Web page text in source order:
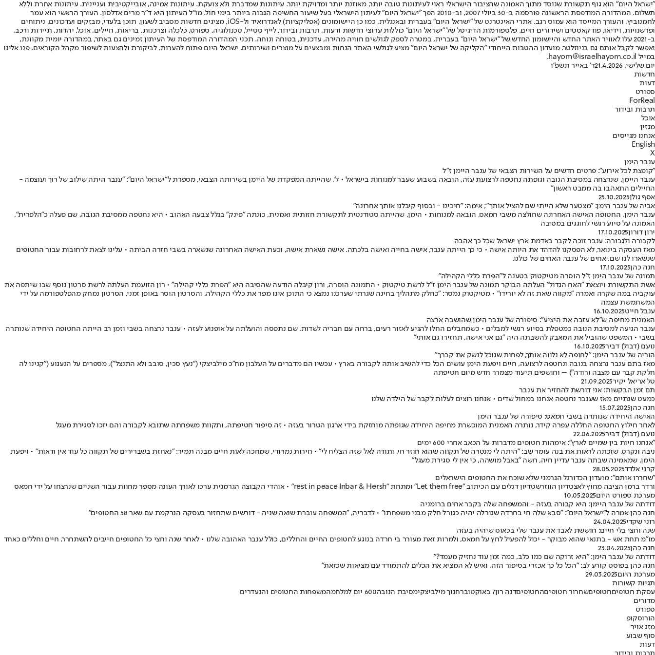
"ישראל היום" הוא גוף תקשורת שנוסד מתוך האמונה שהציבור הישראלי ראוי לעיתונות טובה יותר, מאוזנת יותר ומדויקת יותר. עיתונות שמדברת ולא צועקת. עיתונות אמינה, אובייקטיבית ועניינית. עיתונות אחרת וללא
תשלום. המהדורה המודפסת הראשונה פורסמה ב-30 ביולי 2007, וב-2010 הפך "ישראל היום" לעיתון הישראלי בעל שיעור החשיפה הגבוה ביותר בימי חול. מו"ל העיתון היא ד"ר מרים אדלסון. העורך הראשי הוא עמר
לחמנוביץ, והעורך המייסד הוא עמוס רגב. אתרי האינטרנט של "ישראל היום" בעברית ובאנגלית, כמו כן היישומונים (אפליקציות) לאנדרואיד ול-iOS, מציגים חדשות מסביב לשעון, תוכן בלעדי, מבזקים ועדכונים, ניתוחים
ופרשנויות, וידיאו, פודקאסטים ושידורים חיים. פלטפורמות הדיגיטל של "ישראל היום" כוללות ערוצי חדשות ודעות, תרבות ובידור, לייף סטייל, טכנולוגיה, ספורט, כלכלה וצרכנות, בריאות, חיילים, אוכל, יהדות, תיירות ורכב.
ב-2021 עלו לאוויר האתר החדש והיישומון החדש של "ישראל היום" בעברית, במטרה לספק לגולשים חוויה מהירה, עדכנית, בטוחה ונוחה. תכני המהדורה המודפסת של העיתון זמינים גם באתר, במהדורה יומית מקוונת,
ואפשר לקבל אותם גם בניוזלטר. מועדון ההטבות הייחודי "הקליקה של ישראל היום" מציע לגולשי האתר הנחות ומבצעים על מוצרים ושירותים. ישראל היום פתוח להערות, לביקורת ולהצעות לשיפור מקהל הקוראים. פנו אלינו
במייל hayom@israelhayom.co.il.
יום שלישי, 21.4.2026
ד' באייר תשפ"ו
חדשות
דעות
ספורט
ForReal
תרבות ובידור
אוכל
מגזין
אנחנו מגייסים
English
X
ענבר הימן
"קופצת לכל אירוע": פרטים חדשים על השירות הצבאי של ענבר היימן ז"ל
ענבר היימן, שנרצחה במסיבת הנובה וגופתה נחטפה לרצועת עזה, הובאה בשבוע שעבר למנוחות בישראל • ל', שהייתה המפקדת של היימן בשירותה הצבאי, מספרת ל"ישראל היום": "ענבר היתה שילוב של רוך ועוצמה -
החיילים התאהבו בה ממבט ראשון"
אסף גולן25.10.2025
אביה של ענבר הימן: "מצטער שלא הייתי שם להציל אותך"; אימה: "חיכינו - ובסוף קיבלנו אותך אחרונה"
ענבר הימן, החטופה האישה האחרונה שחולצה משבי חמאס, הובאה למנוחות • הימן, שהייתה סטודנטית לתקשורת חזותית ואמנית, כונתה "פינק" בגלל צבעה האהוב • היא נחטפה ממסיבת הנובה, שם פעלה כ"הלפרית",
האמונה על סיוע רגשי לחוגגים במסיבה
ירון דורון17.10.2025
לקבורה ולגבורה: ענבר זוכה לקבר באדמת ארץ ישראל שכל כך אהבה
מאז העסקה בינואר, לא הפסקנו להדהד את היותה אישה • כי כך הייתה ענבר, אישה בחייה ואישה בלכתה. אישה נשארת אישה, וכעת האישה האחרונה שנשארה בשבי חזרה הביתה • עלינו לצאת לרחובות עבור החטופים
שנשארו לנו שם, אחים של ענבר, האחים של כולנו.
חנה כהן17.10.2025
תמונה של ענבר הימן ז"ל הוסרה מטיקטוק בטענה ל"הפרת כללי הקהילה"
אשת התקשורת ויוצאת ״האח הגדול״ העלתה הבוקר תמונה של ענבר הימן ז״ל לרשת טיקטוק • התמונה הוסרה, ורון קיבלה הודעה שהסיבה היא ״הפרת כללי קהילה״ • רון הזועמת העלתה לרשת סרטון נוסף שבו שיתפה את
עוקביה במה שקרה ואמרה ״מקווה שאת זה לא יורידו״ • מטיקטוק נמסר: "כחלק מתהליך בחינה שגרתי שערכנו נמצא כי התוכן אינו מפר את כללי הקהילה, והסרטון הוסר באופן זמני, הסרטון נמחק מהפלטפורמה על ידי
המשתמשת עצמה
ענבל חייט16.10.2025
האמנית מחיפה ש"לא עזבה את היציע": סיפורה של ענבר הימן שהושבה ארצה
ענבר הגיעה למסיבת הנובה כמטפלת בסיוע רגשי למבלים • כשמחבלים החלו להגיע לאזור רעים, ברחה עם חבריה לשדות, שם נתפסה והועלתה על אופנוע לעזה • ענבר נרצחה בשבי וזמן רב הייתה החטופה היחידה שנותרה
בשבי • המשפט שהוביל את המאבק להשבתה היה "גם אני אישה, תחזירו גם אותי"
נועם (דבול) דביר16.10.2025
הוריה של ענבר הימן: "לחופה לא נלווה אותך, לפחות שנוכל לנשק את קברך"
מאז בתם ענבר נרצחה בנובה ונחטפה לרצועה, חיים ויפעת הימן עושים הכל כדי להשיב אותה לקבורה בארץ • עכשיו הם מדברים על העלבון מח"כ מילביצקי ("נעץ סכין, סובב ולא התנצל"), מספרים על הגעגוע ("קנינו לה
חלקת קבר עם מצבה ורודה") – וחושפים תיעוד מצמרר חדש מיום חטיפתה
טל אריאל יקיר21.09.2025
תם זמן הבקשות: אני דורשת להחזיר את ענבר
כמעט שנתיים מאז שענבר נחטפה אנחנו במחול שדים • אנחנו רוצים לעלות לקבר של הילדה שלנו
חנה כהן15.07.2025
האישה היחידה שנותרה בשבי חמאס: סיפורה של ענבר הימן
לאחר חילוץ החטופה החללה עפרה קידר, נותרה האמנית המוכשרת מחיפה היחידה שגופתה מוחזקת בידי ארגון הטרור בעזה • זה סיפור חטיפתה, ותקוות משפחתה שתובא לקבורה והם יזכו לסגירת מעגל
נועם (דבול) דביר22.06.2025
"אנחנו חיות בין שמיים לארץ": אימהות חטופים מדברות על הכאב אחרי 600 ימים
ניבה ונקרט, שזכתה לראות את בנה עומר שב: "היתה לי מנטרה של תקווה שהוא חוזר חי, ותודה לאל שזה הצליח לי" • חירות נמרודי, שמחכה לאות חיים מבנה תמיר: "נאחזת בשברירים של תקווה כל עוד אין ודאות" • ויפעת
הימן, שמאמינה שבתה ענבר עדיין חיה, חשה "באבל מושהה, כי אין לי סגירת מעגל"
קרני אלדד28.05.2025
"שחררו אותם": מועדון הכדורגל הגרמני שלא שוכח את החטופים הישראלים
ורדר ברמן הציבה מחוץ לאצטדיון הווזרשטדיון דגלים עם הכיתוב "Let them free" ומתחת "rest in peace Inbar & Hersh" • אוהדי הקבוצה הגרמנית ערכו לאורך העונה מספר מחוות עבור השניים שנרצחו על ידי חמאס
מערכת ספורט היום10.05.2025
דודתה של ענבר היימן: היא קבורה בעזה - והמשפחה שלה בקבר אחים ברומניה
חנה כהן אמרה ל"ישראל היום": "סבא שלה חי בחרדה שגורלה יהיה כגורל חלק מבני משפחתו" • לדבריה, "המשפחה עוברת שואה שניה - דורשים שתחזור בעסקה הנרקמת עם שאר 58 החטופים"
רוני שקדי24.04.2025
שנה וחצי בלי חיים: חוששת לאבד את ענבר שלי בכאוס שיהיה בעזה
מו"מ תחת אש - בתנאי שהוא מבוקר - יכול להפעיל לחץ על חמאס, ולמרות זאת מעורר בי חרדה בנוגע לחטופים החיים והחללים, כולל ענבר האהובה שלנו • לאחר שנה וחצי כל החטופים חייבים להשתחרר, חיים וחללים כאחד
חנה כהן23.04.2025
דודתה של ענבר הימן: "היא זרוקה שם כמו כלב, כמה זמן עוד נחזיק מעמד?"
חנה כהן בפוסט קורע לב: "הכל כל כך אכזרי בסיפור הזה, ואיש לא המציא את הכלים להתמודד עם מציאות שכזאת"
מערכת היום29.03.2025
תגיות קשורות
עסקת חטופיםחטופיםשחרור חטופיםהחטופיםדנה רון7 באוקטובר חנוך מילביצקימסיבת הנובה600 יום למלחמה
משפחות החטופים והנעדרים
מדורים
ספורט
הורוסקופ
מזג אויר
סוף שבוע
דעות